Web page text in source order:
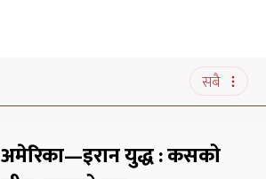
सबै
अमेरिका—इरान युद्ध : कसको